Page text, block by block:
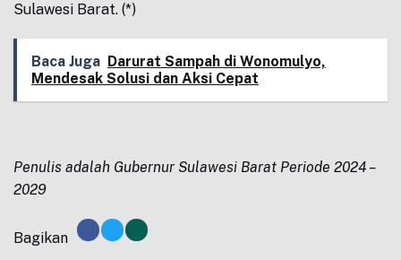
Sulawesi Barat. (*)
Baca Juga Darurat Sampah di Wonomulyo,
Mendesak Solusi dan Aksi Cepat
Penulis adalah Gubernur Sulawesi Barat Periode 2024 –
2029
Bagikan